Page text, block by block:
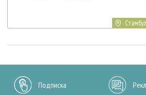
Подписка